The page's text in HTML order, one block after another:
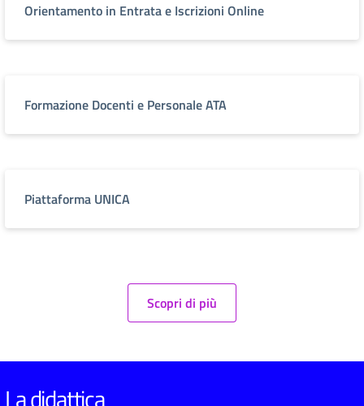
Orientamento in Entrata e Iscrizioni Online
Formazione Docenti e Personale ATA
Piattaforma UNICA
Scopri di più
La didattica